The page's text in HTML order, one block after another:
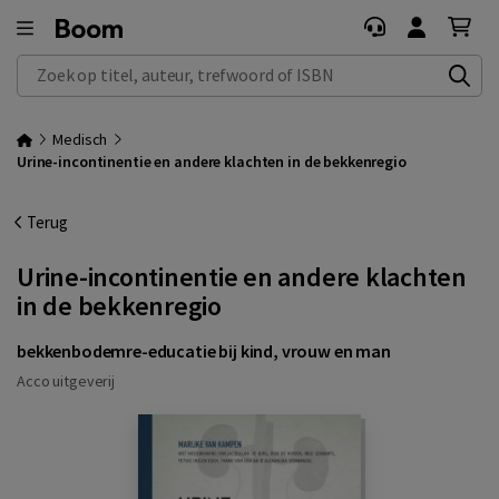
Zoek op titel, auteur, trefwoord of ISBN
Medisch
Urine-incontinentie en andere klachten in de bekkenregio
Terug
Urine-incontinentie en andere klachten
in de bekkenregio
bekkenbodemre-educatie bij kind, vrouw en man
Acco uitgeverij